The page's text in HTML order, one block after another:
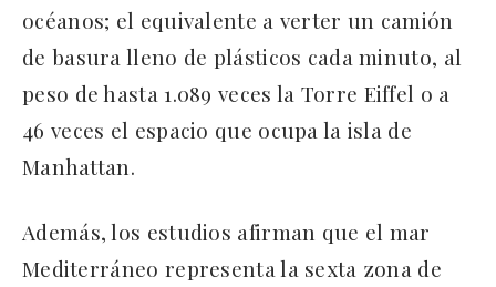
océanos; el equivalente a verter un camión
de basura lleno de plásticos cada minuto, al
peso de hasta 1.089 veces la Torre Eiffel o a
46 veces el espacio que ocupa la isla de
Manhattan.
Además, los estudios afirman que el mar
Mediterráneo representa la sexta zona de